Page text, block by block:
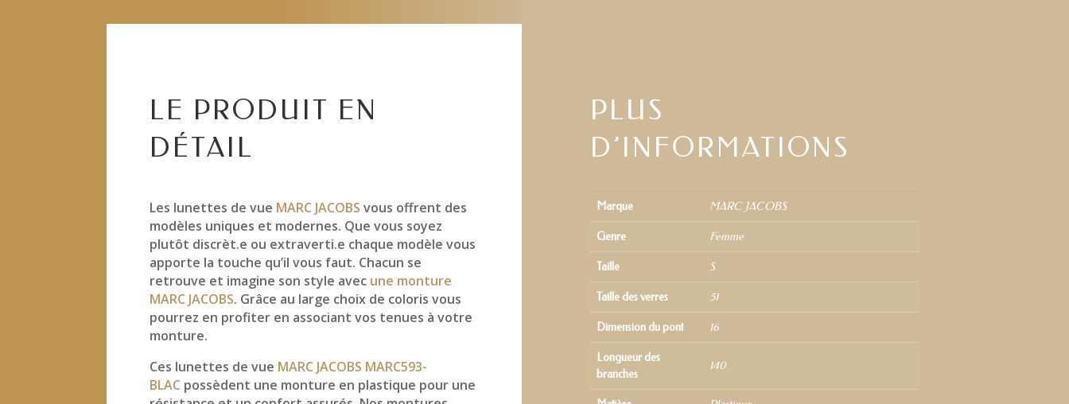
LE PRODUIT EN
DÉTAIL
Les lunettes de vue MARC JACOBS vous offrent des
modèles uniques et modernes. Que vous soyez
plutôt discrèt.e ou extraverti.e chaque modèle vous
apporte la touche qu’il vous faut. Chacun se
retrouve et imagine son style avec une monture
MARC JACOBS. Grâce au large choix de coloris vous
pourrez en profiter en associant vos tenues à votre
monture.
Ces lunettes de vue MARC JACOBS MARC593-
BLAC possèdent une monture en plastique pour une
PLUS
D’INFORMATIONS
Marque MARC JACOBS
Genre Femme
Taille S
Taille des verres 51
Dimension du pont 16
Longueur des
branches
140